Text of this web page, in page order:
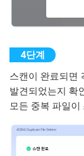
스캔이 완료되면
발견되었는지 확
모든 중복 파일